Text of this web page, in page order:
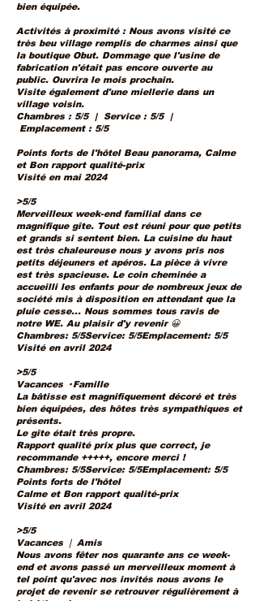
bien équipée.
Activités à proximité : Nous avons visité ce
très beu village remplis de charmes ainsi que
la boutique Obut. Dommage que l'usine de
fabrication n'était pas encore ouverte au
public. Ouvrira le mois prochain.
Visite également d'une miellerie dans un
village voisin.
Chambres : 5/5 | Service : 5/5 |
Emplacement : 5/5
Points forts de l'hôtel Beau panorama, Calme
et Bon rapport qualité-prix
Visité en mai2024
>5/5
Merveilleux week-end familial dans ce
magnifique gîte. Tout est réuni pour que petits
et grands si sentent bien. La cuisine du haut
est très chaleureuse nous y avons pris nos
petits déjeuners et apéros. La pièce à vivre
est très spacieuse. Le coin cheminée a
accueilli les enfants pour de nombreux jeux de
société mis à disposition en attendant que la
pluie cesse... Nous sommes tous ravis de
notre WE. Au plaisir d'y revenir 😀
Chambres: 5/5Service: 5/5Emplacement: 5/5
Visité en avril 2024
>5/5
Vacances · Famille
La bâtisse est magnifiquement décoré et très
bien équipées, des hôtes très sympathiques et
présents.
Le gîte était très propre.
Rapport qualité prix plus que correct, je
recommande +++++, encore merci !
Chambres: 5/5Service: 5/5Emplacement: 5/5
Points forts de l'hôtel
Calme et Bon rapport qualité-prix
Visité en avril 2024
>5/5
Vacances ❘ Amis
Nous avons fêter nos quarante ans ce week-
end et avons passé un merveilleux moment à
tel point qu'avec nos invités nous avons le
projet de revenir se retrouver régulièrement à